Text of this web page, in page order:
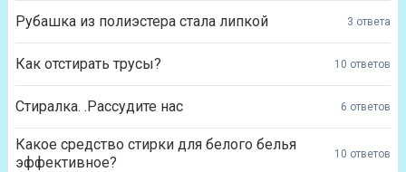
Рубашка из полиэстера стала липкой 3 ответа
Как отстирать трусы? 10 ответов
Стиралка. .Рассудите нас 6 ответов
Какое средство стирки для белого белья
эффективное?
10 ответов